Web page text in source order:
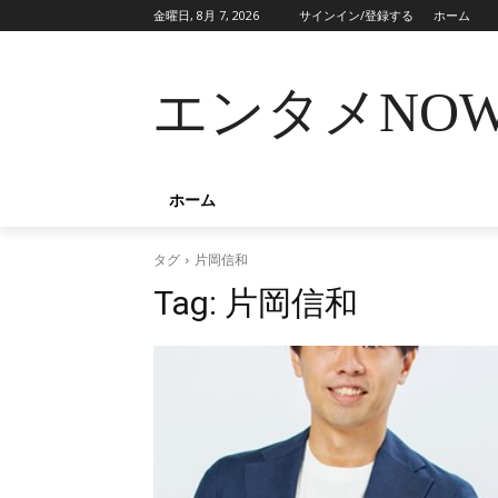
金曜日, 8月 7, 2026 サインイン/登録する ホーム
エンタメ
ホーム
タグ 片岡信和
Tag: 片岡信和